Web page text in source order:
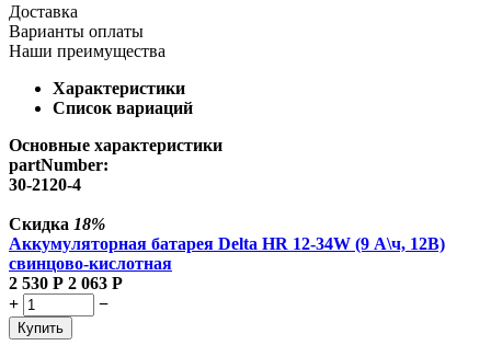
Доставка
Варианты оплаты
Наши преимущества
Характеристики
Список вариаций
Основные характеристики
partNumber:
30-2120-4
Скидка 18%
Аккумуляторная батарея Delta HR 12-34W (9 А\ч, 12В)
свинцово-кислотная
2 530 Р 2 063 Р
+
−
Купить